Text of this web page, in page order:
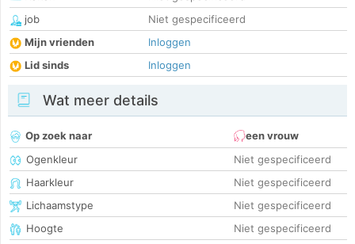
job
Niet gespecificeerd
Mijn vrienden
Inloggen
Lid sinds
Inloggen
Wat meer details
Op zoek naar
een vrouw
Ogenkleur
Niet gespecificeerd
Haarkleur
Niet gespecificeerd
Lichaamstype
Niet gespecificeerd
Hoogte
Niet gespecificeerd